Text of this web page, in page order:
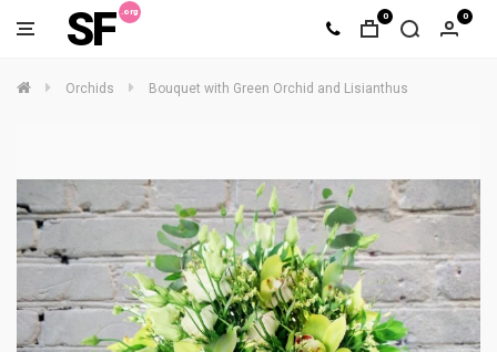
SF 0 0
Orchids Bouquet with Green Orchid and Lisianthus